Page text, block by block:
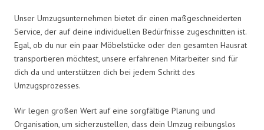
Unser Umzugsunternehmen bietet dir einen maßgeschneiderten
Service, der auf deine individuellen Bedürfnisse zugeschnitten ist.
Egal, ob du nur ein paar Möbelstücke oder den gesamten Hausrat
transportieren möchtest, unsere erfahrenen Mitarbeiter sind für
dich da und unterstützen dich bei jedem Schritt des
Umzugsprozesses.
Wir legen großen Wert auf eine sorgfältige Planung und
Organisation, um sicherzustellen, dass dein Umzug reibungslos